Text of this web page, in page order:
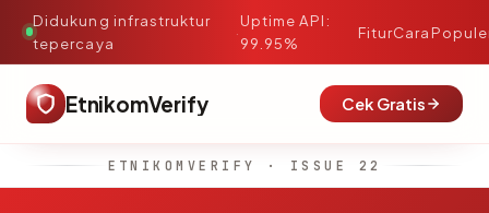
Didukung infrastruktur
tepercaya
·
Uptime API:
99.95%
FiturCara
EtnikomVerify Cek Gratis
ETNIKOMVERIFY · ISSUE 22